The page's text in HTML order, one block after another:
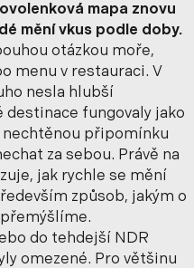
mapa znovu
mění vkus podle doby.
otázkou moře,
menu v restauraci. V
nesla hlubší
destinace fungovaly jako
nechtěnou připomínku
za sebou. Právě na
jak rychle se mění
způsob, jakým o
do tehdejší NDR
omezené. Pro většinu